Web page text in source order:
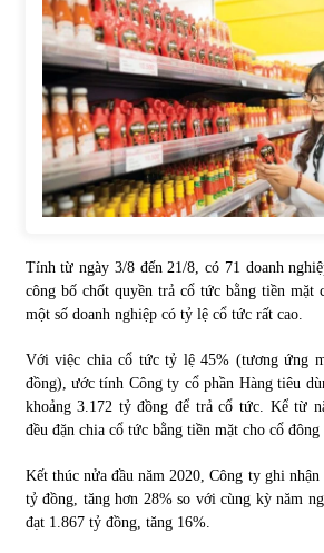
Bất ổn từ các cuộc đấu giá đất ở
31/05/2022
Tiền gửi vào ngân hàng tiếp
31/05/2022
31/05/2022
31/05/2022
Phân tích giá tiền điện tử sau
09/11/2021
Tính từ ngày 3/8 đến 21/8, có 71 doanh
công bố chốt quyền trả cổ tức bằng tiền mặt
một số doanh nghiệp có tỷ lệ cổ tức rất cao.
Với việc chia cổ tức tỷ lệ 45% (tương ứng
đồng), ước tính Công ty cổ phần Hàng tiêu
khoảng 3.172 tỷ đồng để trả cổ tức. Kể từ
đều đặn chia cổ tức bằng tiền mặt cho cổ
Kết thúc nửa đầu năm 2020, Công ty ghi nhận
tỷ đồng, tăng hơn 28% so với cùng kỳ năm
đạt 1.867 tỷ đồng, tăng 16%.